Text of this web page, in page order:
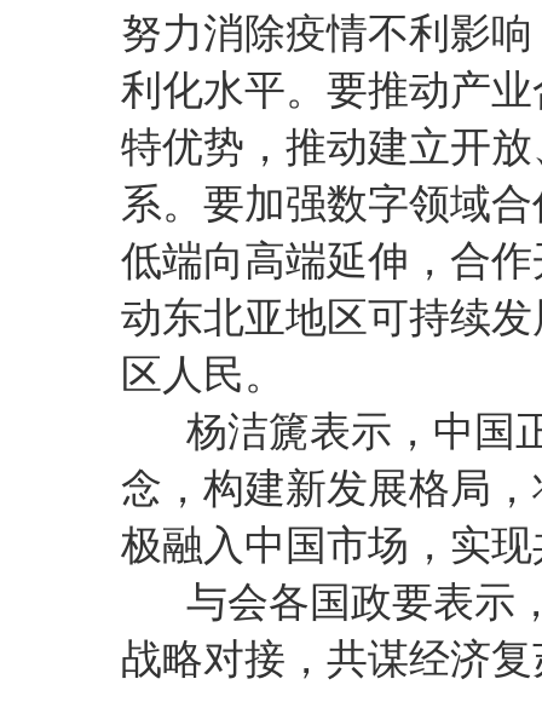
努力消除疫情不利影
利化水平。要推动产
特优势，推动建立开
系。要加强数字领域
低端向高端延伸，合
动东北亚地区可持续
区人民。
杨洁篪表示，中国
念，构建新发展格局
极融入中国市场，实
与会各国政要表示
战略对接，共谋经济